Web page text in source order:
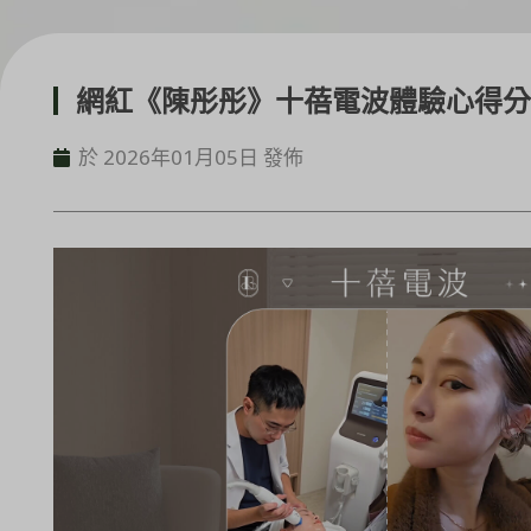
網紅《陳彤彤》十蓓電波體驗心得
於 2026年01月05日 發佈